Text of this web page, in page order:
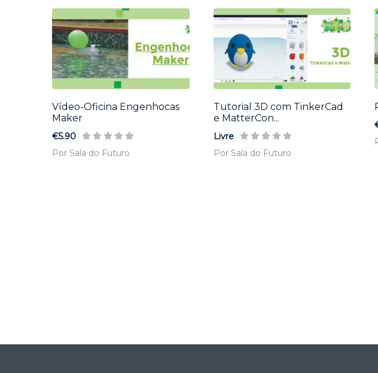
Vídeo-Oficina Engenhocas
Maker
€5.90
Por Sala do Futuro
Tutorial 3D com TinkerCad
e MatterCon...
Livre
Por Sala do Futuro